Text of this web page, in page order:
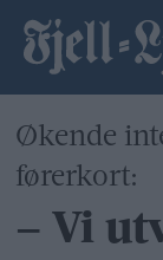
Økende
førerkort:
– Vi